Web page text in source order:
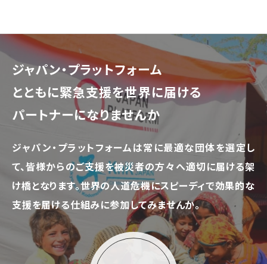
ジャパン・プラットフォーム
とともに緊急支援を世界に届ける
パートナーになりませんか
ジャパン・プラットフォームは常に最適な団体を選定し
て、皆様からのご支援を被災者の方々へ適切に届ける架
け橋となります。世界の人道危機にスピーディで効果的な
支援を届ける仕組みに参加してみませんか。